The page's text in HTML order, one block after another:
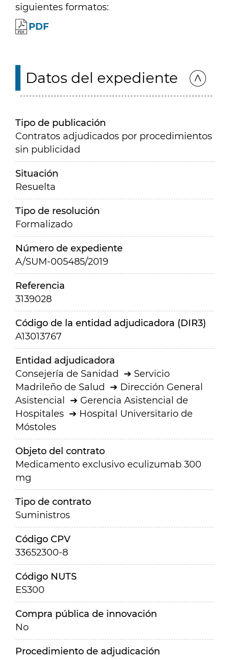
siguientes formatos:
PDF
Datos del expediente
Tipo de publicación
Contratos adjudicados por procedimientos
sin publicidad
Situación
Resuelta
Tipo de resolución
Formalizado
Número de expediente
A/SUM-005485/2019
Referencia
3139028
Código de la entidad adjudicadora (DIR3)
A13013767
Entidad adjudicadora
Consejería de Sanidad
Servicio
Madrileño de Salud
Dirección General
Asistencial
Gerencia Asistencial de
Hospitales
Hospital Universitario de
Móstoles
Objeto del contrato
Medicamento exclusivo eculizumab 300
mg
Tipo de contrato
Suministros
Código CPV
33652300-8
Código NUTS
ES300
Compra pública de innovación
No
Procedimiento de adjudicación